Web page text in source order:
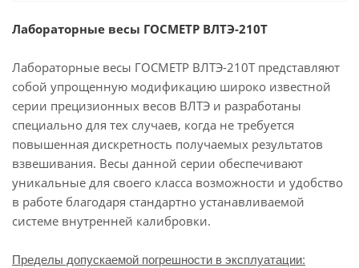
Лабораторные весы ГОСМЕТР ВЛТЭ-210Т
Лабораторные весы ГОСМЕТР ВЛТЭ-210Т представляют
собой упрощенную модификацию широко известной
серии прецизионных весов ВЛТЭ и разработаны
специально для тех случаев, когда не требуется
повышенная дискретность получаемых результатов
взвешивания. Весы данной серии обеспечивают
уникальные для своего класса возможности и удобство
в работе благодаря стандартно устанавливаемой
системе внутренней калибровки.
Пределы допускаемой погрешности в эксплуатации: